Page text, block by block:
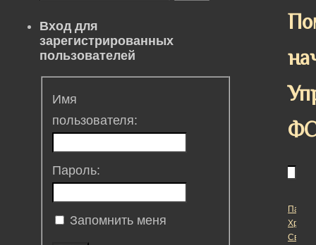
Пасха
Вход для
зарегистрированных
пользователей
Имя
пользователя:
Пароль:
Запомнить меня